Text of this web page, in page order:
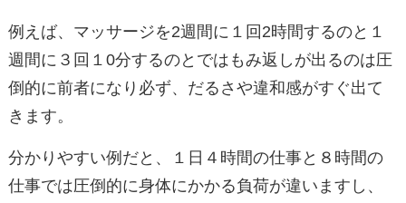
例えば、マッサージを2週間に１回2時間するのと１
週間に３回１0分するのとではもみ返しが出るのは圧
倒的に前者になり必ず、だるさや違和感がすぐ出て
きます。
分かりやすい例だと、１日４時間の仕事と８時間の
仕事では圧倒的に身体にかかる負荷が違いますし、